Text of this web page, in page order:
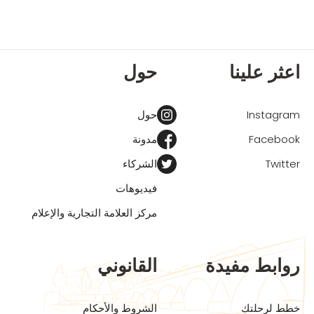
اعثر علينا
Instagram
Facebook
Twitter
حول
حول
مدونة
الشركاء
فيديوهات
مركز العلامة التجارية والإعلام
روابط مفيدة
خطط لرحلتك
القانوني
الشروط والأحكام